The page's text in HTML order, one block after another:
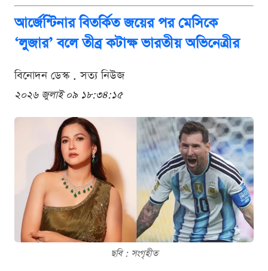
আর্জেন্টিনার বিতর্কিত জয়ের পর মেসিকে
‘লুজার’ বলে তীব্র কটাক্ষ ভারতীয় অভিনেত্রীর
বিনোদন ডেস্ক . সত্য নিউজ
২০২৬ জুলাই ০৯ ১৮:৩৪:১৫
ছবি : সংগৃহীত